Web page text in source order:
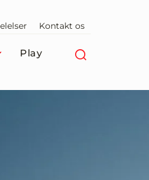
Kontakt os
Play